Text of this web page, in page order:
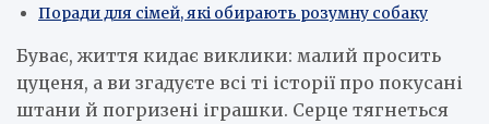
Поради для сімей, які обирають розумну собаку
Буває, життя кидає виклики: малий просить
цуценя, а ви згадуєте всі ті історії про покусані
штани й погризені іграшки. Серце тягнеться